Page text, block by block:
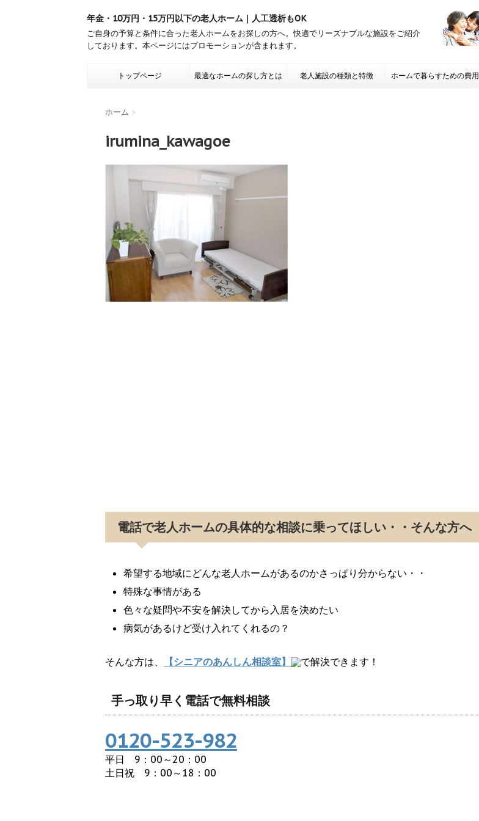
年金・10万円・15万円以下の老人ホーム｜人工透析もOK
ご自身の予算と条件に合った老人ホームをお探しの方へ。快適でリーズナブルな施設をご紹介
しております。本ページにはプロモーションが含まれます。
トップページ 最適なホームの探し方とは 老人施設の種類と特徴 ホームで暮らすための費用
ホーム >
irumina_kawagoe
電話で老人ホームの具体的な相談に乗ってほしい・・そんな方へ
希望する地域にどんな老人ホームがあるのかさっぱり分からない・・
特殊な事情がある
色々な疑問や不安を解決してから入居を決めたい
病気があるけど受け入れてくれるの？
そんな方は、 【シニアのあんしん相談室】 で解決できます！
手っ取り早く電話で無料相談
0120-523-982
平日 9：00～20：00
土日祝 9：00～18：00